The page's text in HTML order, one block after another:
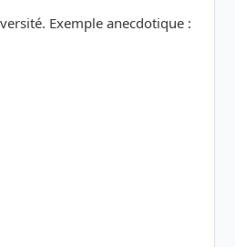
Exemple anecdotique :